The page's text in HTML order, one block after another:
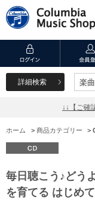
詳細検索 楽
楽
↓↓【ご確
ホーム > 商品カテゴリー >
毎日聴こう♪どう
を育てる はじめ